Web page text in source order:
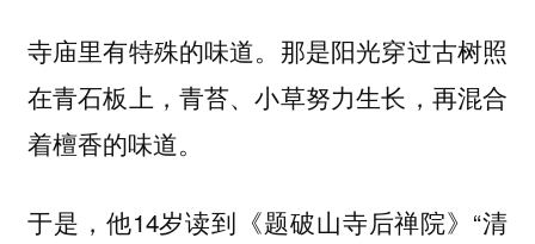
寺庙里有特殊的味道。那是阳光穿过古树照
在青石板上，青苔、小草努力生长，再混合
着檀香的味道。
于是，他14岁读到《题破山寺后禅院》“清